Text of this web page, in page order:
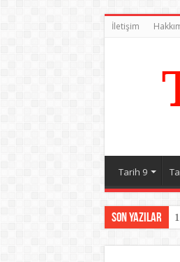
İletişim
Tarih 9
Son Yazılar